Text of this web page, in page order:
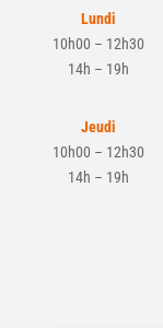
Lundi
10h00 – 12h30
14h – 19h
Jeudi
10h00 – 12h30
14h – 19h